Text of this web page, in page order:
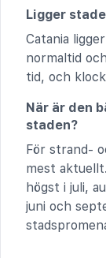
Ligger
Catania
normaltid
tid, och
När är den
staden?
För strand-
mest
högst i juli,
juni och